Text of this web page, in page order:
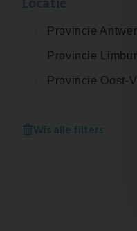
Provincie
Provincie
Provincie Oost-
Wis alle filters